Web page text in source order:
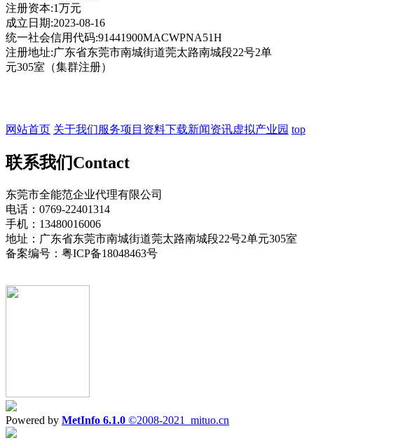
注册资本:1万元
成立日期:2023-08-16
统一社会信用代码:91441900MACWPNA51H
注册地址:广东省东莞市南城街道莞太路南城段22号2单
元305室（集群注册）
网站首页 关于我们服务项目 资料下载新闻资讯虚拟产业园 top
联系我们Contact
东莞市全能范企业代理有限公司
电话：0769-22401314
手机：13480016006
地址：广东省东莞市南城街道莞太路南城段22号2单元305室
备案编号：粤ICP备18048463号
Powered by MetInfo 6.1.0 ©2008-2021 mituo.cn